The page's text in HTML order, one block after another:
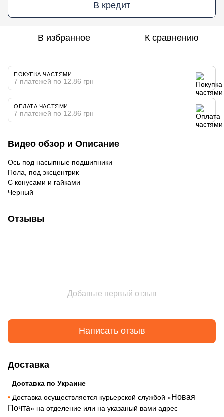
В кредит
В избранное К сравнению
ПОКУПКА ЧАСТЯМИ
7 платежей по 12.86 грн
ОПЛАТА ЧАСТЯМИ
7 платежей по 12.86 грн
Видео обзор и Описание
Ось под насыпные подшипники
Пола, под эксцентрик
С конусами и гайками
Черный
Отзывы
Добавьте первый отзыв
Написать отзыв
Доставка
Доставка по Украине
• Доставка осуществляется курьерской службой «Новая
Почта» на отделение или на указаный вами адрес